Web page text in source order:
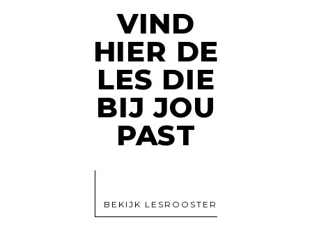
VIND
HIER DE
LES DIE
BIJ JOU
PAST
BEKIJK LESROOSTER